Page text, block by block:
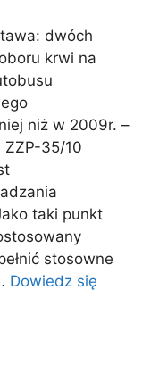
dwóch
krwi na
niż w 2009r. –
ZZP-35/10
taki punkt
stosowne
Dowiedz się